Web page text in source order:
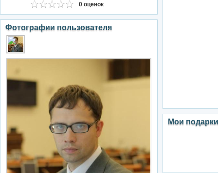
0 оценок
Фотографии пользователя
Мои подарки